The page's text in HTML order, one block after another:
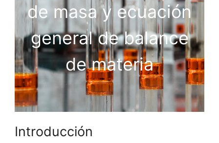
de masa y ecuación
general de balance
de materia
Introducción